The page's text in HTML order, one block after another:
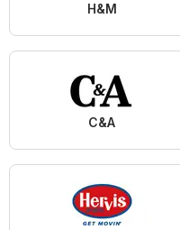
H&M
C&A